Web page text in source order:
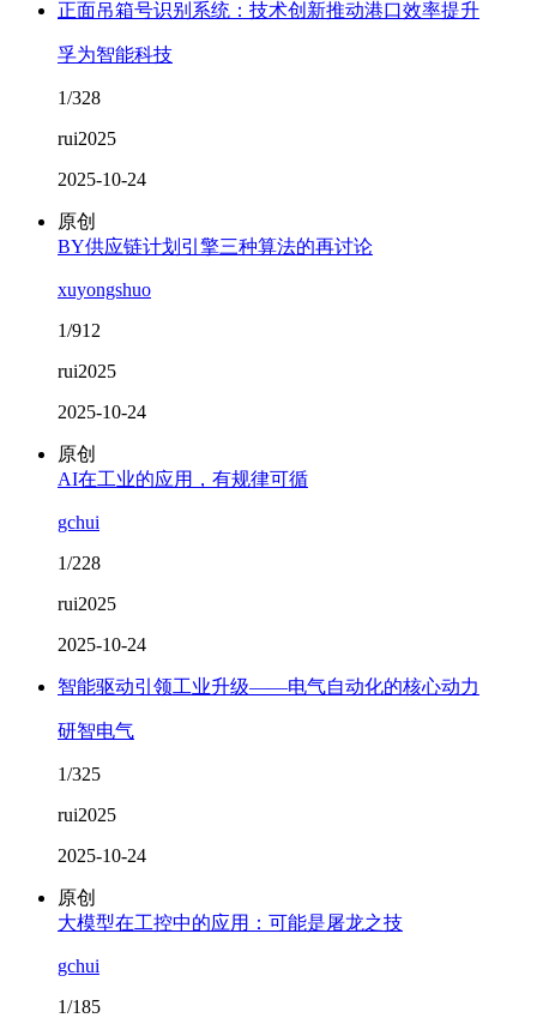
正面吊箱号识别系统：技术创新推动港口效率提升
孚为智能科技
1/328
rui2025
2025-10-24
原创
BY供应链计划引擎三种算法的再讨论
xuyongshuo
1/912
rui2025
2025-10-24
原创
AI在工业的应用，有规律可循
gchui
1/228
rui2025
2025-10-24
智能驱动引领工业升级——电气自动化的核心动力
研智电气
1/325
rui2025
2025-10-24
原创
大模型在工控中的应用：可能是屠龙之技
gchui
1/185